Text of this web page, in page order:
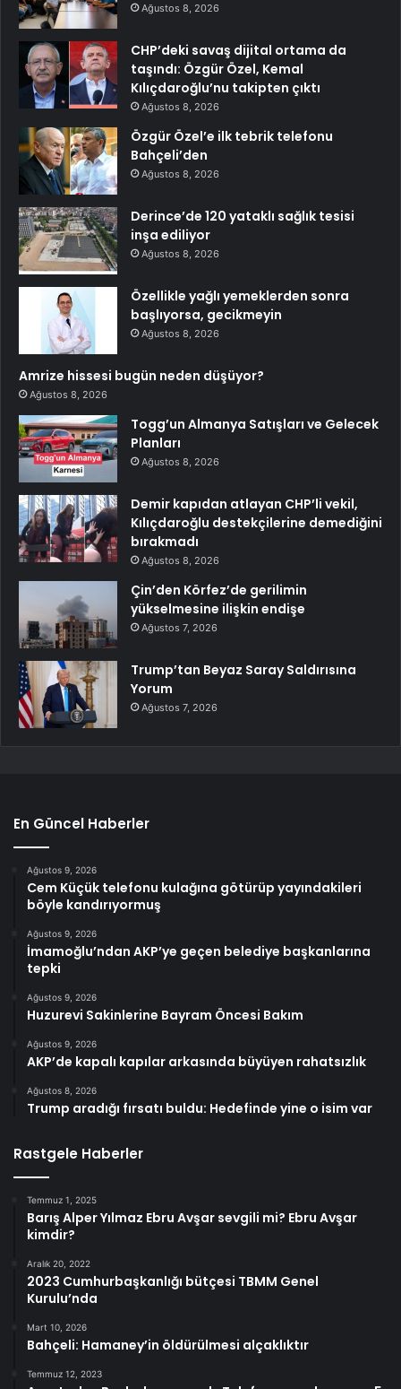
Ağustos 8, 2026
CHP’deki savaş dijital ortama da
taşındı: Özgür Özel, Kemal
Kılıçdaroğlu’nu takipten çıktı
Ağustos 8, 2026
Özgür Özel’e ilk tebrik telefonu
Bahçeli’den
Ağustos 8, 2026
Derince’de 120 yataklı sağlık tesisi
inşa ediliyor
Ağustos 8, 2026
Özellikle yağlı yemeklerden sonra
başlıyorsa, gecikmeyin
Ağustos 8, 2026
Amrize hissesi bugün neden düşüyor?
Ağustos 8, 2026
Togg’un Almanya Satışları ve Gelecek
Planları
Ağustos 8, 2026
Demir kapıdan atlayan CHP’li vekil,
Kılıçdaroğlu destekçilerine demediğini
bırakmadı
Ağustos 8, 2026
Çin’den Körfez’de gerilimin
yükselmesine ilişkin endişe
Ağustos 7, 2026
Trump’tan Beyaz Saray Saldırısına
Yorum
Ağustos 7, 2026
En Güncel Haberler
Ağustos 9, 2026
Cem Küçük telefonu kulağına götürüp yayındakileri
böyle kandırıyormuş
Ağustos 9, 2026
İmamoğlu’ndan AKP’ye geçen belediye başkanlarına
tepki
Ağustos 9, 2026
Huzurevi Sakinlerine Bayram Öncesi Bakım
Ağustos 9, 2026
AKP’de kapalı kapılar arkasında büyüyen rahatsızlık
Ağustos 8, 2026
Trump aradığı fırsatı buldu: Hedefinde yine o isim var
Rastgele Haberler
Temmuz 1, 2025
Barış Alper Yılmaz Ebru Avşar sevgili mi? Ebru Avşar
kimdir?
Aralık 20, 2022
2023 Cumhurbaşkanlığı bütçesi TBMM Genel
Kurulu’nda
Mart 10, 2026
Bahçeli: Hamaney’in öldürülmesi alçaklıktır
Temmuz 12, 2023